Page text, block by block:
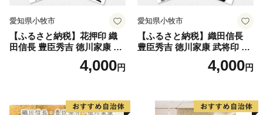
愛知県小牧市
【ふるさと納税】花押印 織
田信長 豊臣秀吉 徳川家康 3
枚 セット 戦国 武将 小牧山城
墨絵 龍画師 書道アーティス
牧市 お取り寄せ 送料無料
4,000円
愛知県小牧市
【ふるさと納税】織田信長
豊臣秀吉 徳川家康 武将印 3
枚 セット イラスト 戦国 武将
小牧山城 墨絵 龍画師 書道ア
愛知県 小牧市 お取り寄せ 送
4,000円